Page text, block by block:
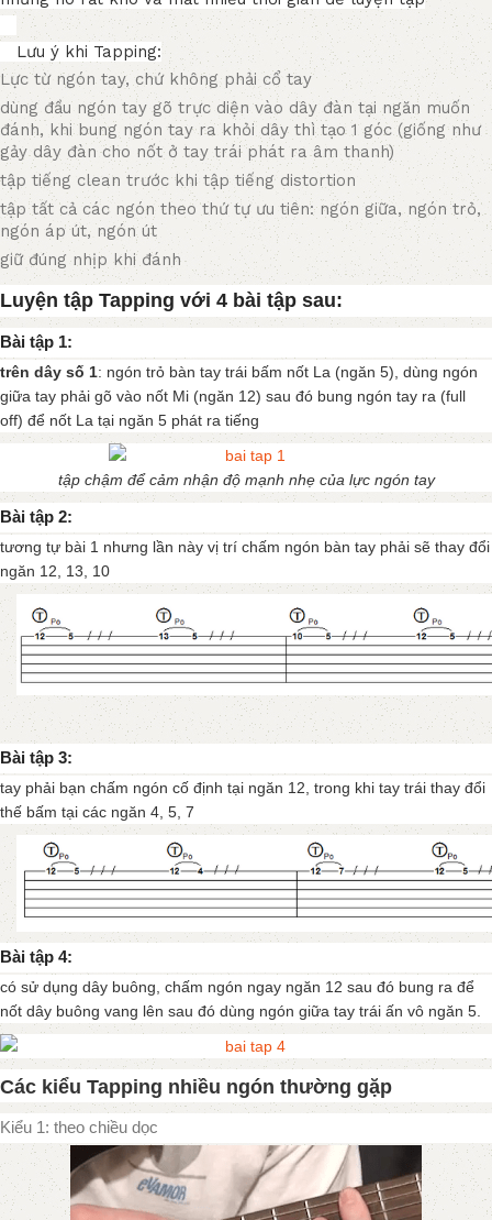
Lưu ý khi Tapping:
Lực từ ngón tay, chứ không phải cổ tay
dùng đầu ngón tay gõ trực diện vào dây đàn tại ngăn muốn
đánh, khi bung ngón tay ra khỏi dây thì tạo 1 góc (giống như
gảy dây đàn cho nốt ở tay trái phát ra âm thanh)
tập tiếng clean trước khi tập tiếng distortion
tập tất cả các ngón theo thứ tự ưu tiên: ngón giữa, ngón trỏ,
ngón áp út, ngón út
giữ đúng nhịp khi đánh
Luyện tập Tapping với 4 bài tập sau:
Bài tập 1:
trên dây số 1: ngón trỏ bàn tay trái bấm nốt La (ngăn 5), dùng ngón
giữa tay phải gõ vào nốt Mi (ngăn 12) sau đó bung ngón tay ra (full
off) để nốt La tại ngăn 5 phát ra tiếng
tập chậm để cảm nhận độ mạnh nhẹ của lực ngón tay
Bài tập 2:
tương tự bài 1 nhưng lần này vị trí chấm ngón bàn tay phải sẽ thay đổi
ngăn 12, 13, 10
Bài tập 3:
tay phải bạn chấm ngón cố định tại ngăn 12, trong khi tay trái thay đổi
thế bấm tại các ngăn 4, 5, 7
Bài tập 4:
có sử dụng dây buông, chấm ngón ngay ngăn 12 sau đó bung ra để
nốt dây buông vang lên sau đó dùng ngón giữa tay trái ấn vô ngăn 5.
Các kiểu Tapping nhiều ngón thường gặp
Kiểu 1: theo chiều dọc